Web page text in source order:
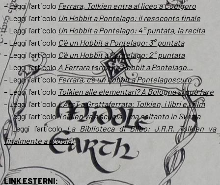
– Leggi l’articolo Ferrara, Tolkien entra al liceo a Codigoro
– Leggi l’articolo Un Hobbit a Pontelago: il resoconto finale
– Leggi l’articolo Un Hobbit a Pontelago: 4° puntata, la recita
– Leggi l’articolo C’è un Hobbit a Pontelago: 3° puntata
– Leggi l’articolo C’è un Hobbit a Pontelago: 2° puntata
– Leggi l’articolo A Ferrara torna un Hobbit a Pontelago…
– Leggi l’articoloFerrara, c’è un hobbit a Pontelagoscuro
– Leggi l’articolo Tolkien alle elementari? A Bologna si può fare
– Leggi l’articoloL’ArsT a Grottaferrata: Tolkien, i libri e i film
– Leggi l’articoloTolkien va a scuola…ma soltanto in Svezia
– Leggi l’articoloLa Biblioteca di Bilbo: J.R.R. Tolkien va
finalmente a scuola!
LINK ESTERNI: